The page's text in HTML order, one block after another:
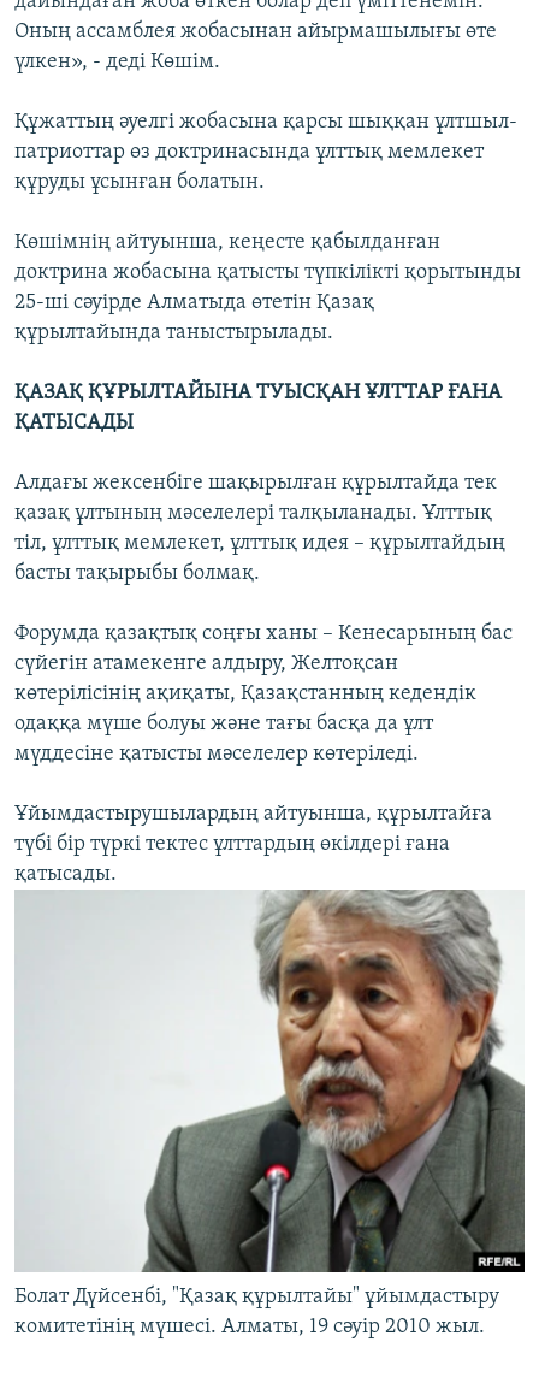
Оның ассамблея жобасынан айырмашылығы өте
үлкен», - деді Көшім.
Құжаттың әуелгі жобасына қарсы шыққан ұлтшыл-
патриоттар өз доктринасында ұлттық мемлекет
құруды ұсынған болатын.
Көшімнің айтуынша, кеңесте қабылданған
доктрина жобасына қатысты түпкілікті қорытынды
25-ші сәуірде Алматыда өтетін Қазақ
құрылтайында таныстырылады.
ҚАЗАҚ ҚҰРЫЛТАЙЫНА ТУЫСҚАН ҰЛТТАР ҒАНА
ҚАТЫСАДЫ
Алдағы жексенбіге шақырылған құрылтайда тек
қазақ ұлтының мәселелері талқыланады. Ұлттық
тіл, ұлттық мемлекет, ұлттық идея – құрылтайдың
басты тақырыбы болмақ.
Форумда қазақтық соңғы ханы – Кенесарының бас
сүйегін атамекенге алдыру, Желтоқсан
көтерілісінің ақиқаты, Қазақстанның кедендік
одаққа мүше болуы және тағы басқа да ұлт
мүддесіне қатысты мәселелер көтеріледі.
Ұйымдастырушылардың айтуынша, құрылтайға
түбі бір түркі тектес ұлттардың өкілдері ғана
қатысады.
Болат Дүйсенбі, "Қазақ құрылтайы" ұйымдастыру
комитетінің мүшесі. Алматы, 19 сәуір 2010 жыл.